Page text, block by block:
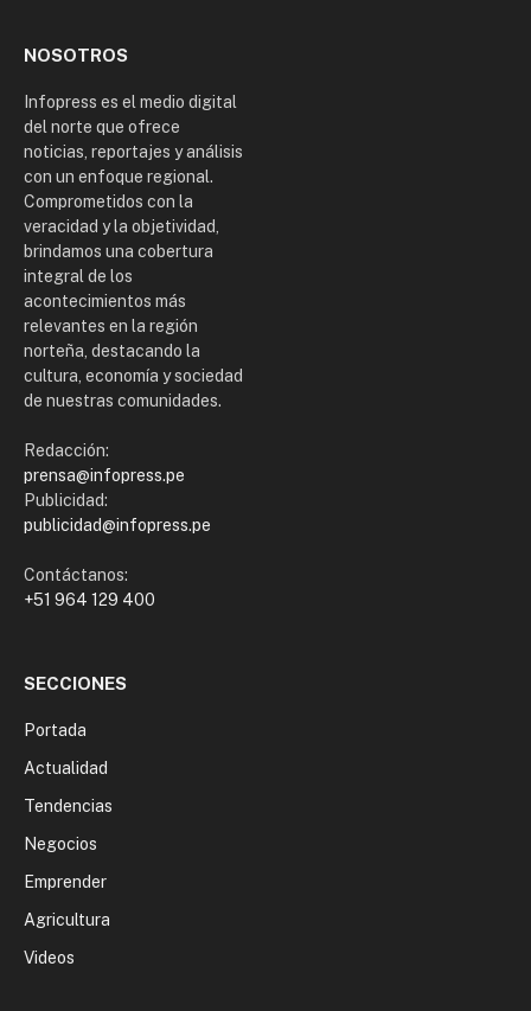
NOSOTROS
Infopress es el medio digital
del norte que ofrece
noticias, reportajes y análisis
con un enfoque regional.
Comprometidos con la
veracidad y la objetividad,
brindamos una cobertura
integral de los
acontecimientos más
relevantes en la región
norteña, destacando la
cultura, economía y sociedad
de nuestras comunidades.
Redacción:
prensa@infopress.pe
Publicidad:
publicidad@infopress.pe
Contáctanos:
+51 964 129 400
SECCIONES
Portada
Actualidad
Tendencias
Negocios
Emprender
Agricultura
Videos